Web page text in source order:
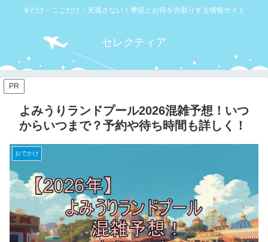
今だけ・ここだけ・見逃さない！季節とお得を先取りする情報サイト
セレクティア
PR
よみうりランドプール2026混雑予想！いつ
からいつまで？予約や待ち時間も詳しく！
おでかけ